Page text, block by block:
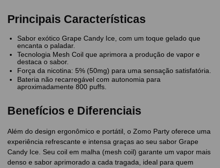
Principais Características
Sabor exótico Grape Candy Ice, com um toque gelado que
encanta o paladar.
Tecnologia Mesh Coil que aprimora a produção de vapor e
destaca o sabor.
Força da nicotina: 5% (50mg) para uma sensação satisfatória.
Bateria não recarregável com autonomia para
aproximadamente 800 puffs.
Benefícios e Diferenciais
Além do design ergonômico e portátil, o Zomo Party oferece uma
experiência refrescante e intensa graças ao seu sabor Grape
Candy Ice. Seu coil em malha (mesh coil) garante um vapor mais
denso e sabor aprimorado a cada tragada, ideal para quem